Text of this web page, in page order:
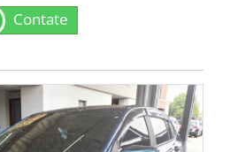
Contate